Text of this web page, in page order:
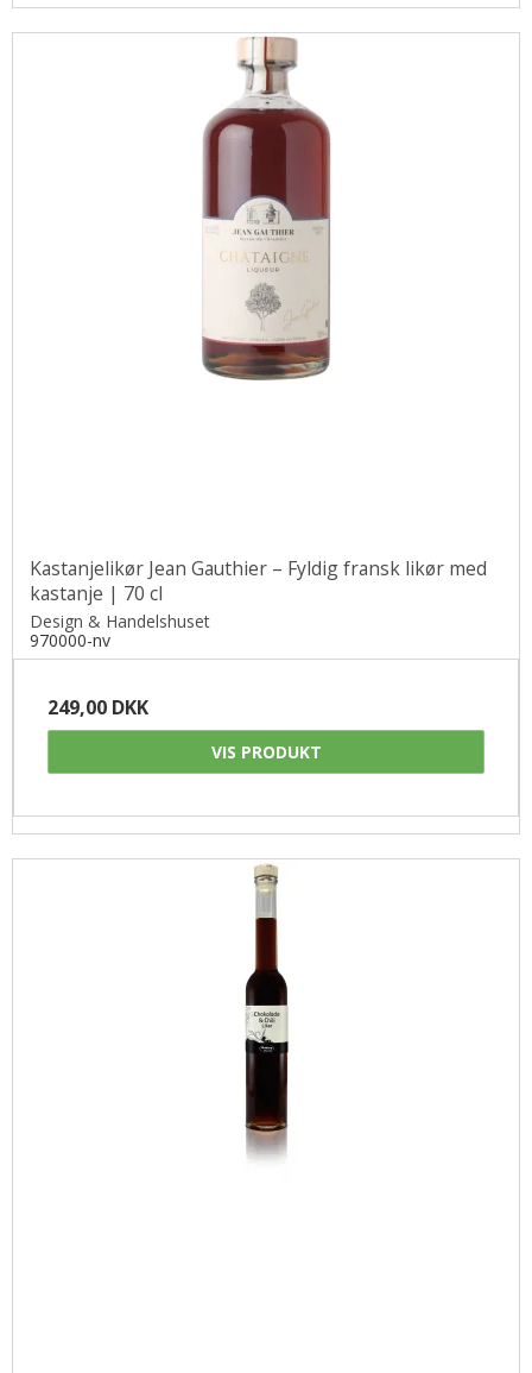
Kastanjelikør Jean Gauthier – Fyldig fransk likør med
kastanje | 70 cl
Design & Handelshuset
970000-nv
249,00 DKK
VIS PRODUKT